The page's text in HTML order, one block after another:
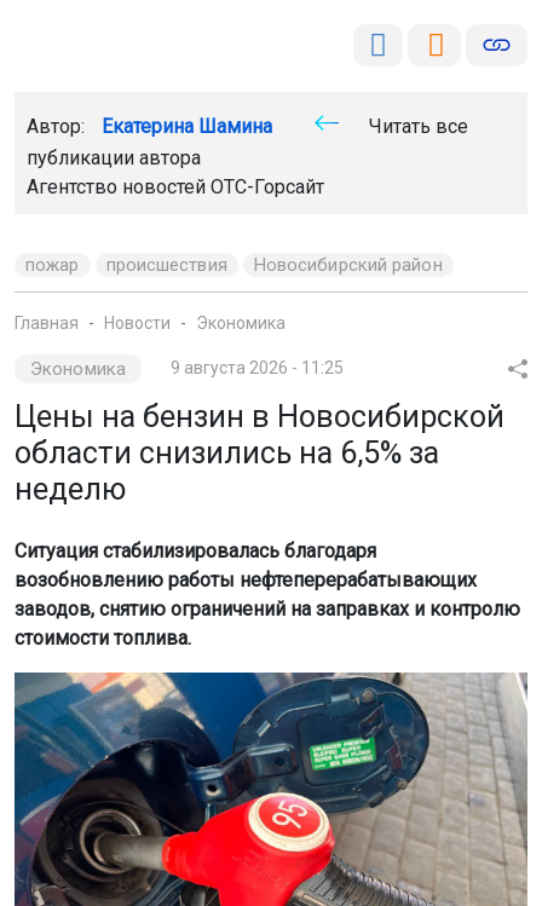
Автор: Екатерина Шамина
Читать все
публикации автора
Агентство новостей ОТС-Горсайт
пожар происшествия Новосибирский район
Главная Новости Экономика
Экономика 9 августа 2026 - 11:25
Цены на бензин в Новосибирской
области снизились на 6,5% за
неделю
Ситуация стабилизировалась благодаря
возобновлению работы нефтеперерабатывающих
заводов, снятию ограничений на заправках и контролю
стоимости топлива.